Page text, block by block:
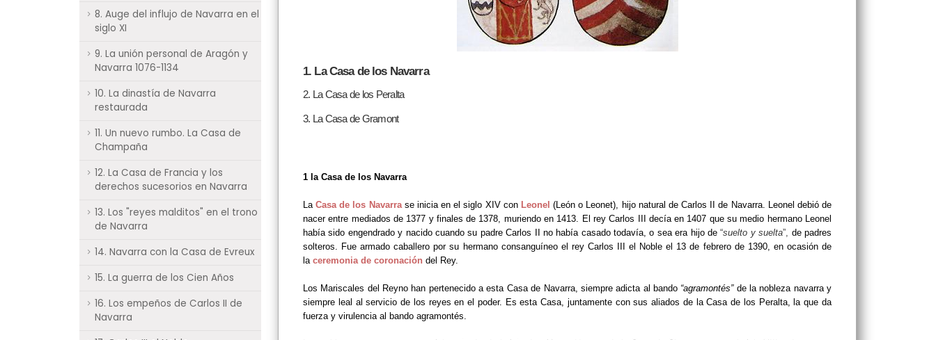
8. Auge del influjo de Navarra en el
siglo XI
9. La unión personal de Aragón y
Navarra 1076-1134
10. La dinastía de Navarra
restaurada
11. Un nuevo rumbo. La Casa de
Champaña
12. La Casa de Francia y los
derechos sucesorios en Navarra
13. Los "reyes malditos" en el trono
de Navarra
14. Navarra con la Casa de Evreux
15. La guerra de los Cien Años
16. Los empeños de Carlos II de
Navarra
1. La Casa de los Navarra
2. La Casa de los Peralta
3. La Casa de Gramont
1 la Casa de los Navarra
LaCasa de los Navarra se inicia en el siglo XIV con Leonel(León o Leonet), hijo natural de Carlos II de Navarra. Leonel debió de
nacer entre mediados de 1377 y finales de 1378, muriendo en 1413. El rey Carlos III decía en 1407 que su medio hermano Leonel
había sido engendrado y nacido cuando su padre Carlos II no había casado todavía, o sea era hijo de“suelto y suelta”, de padres
solteros. Fue armado caballero por su hermano consanguíneo el rey Carlos III el Noble el 13 de febrero de 1390, en ocasión de
la ceremonia de coronación del Rey.
Los Mariscales del Reyno han pertenecido a esta Casa de Navarra, siempre adicta al bando “agramontés”de la nobleza navarra y
siempre leal al servicio de los reyes en el poder. Es esta Casa, juntamente con sus aliados de la Casa de los Peralta, la que da
fuerza y virulencia al bando agramontés.